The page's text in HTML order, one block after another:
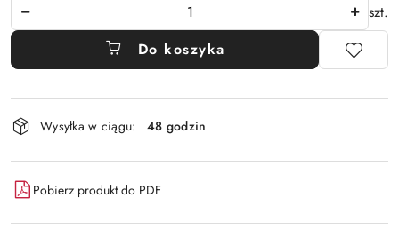
szt.
Do koszyka
Dostępność
i
dostawa
Wysyłka w ciągu: 48 godzin
Pobierz produkt do PDF